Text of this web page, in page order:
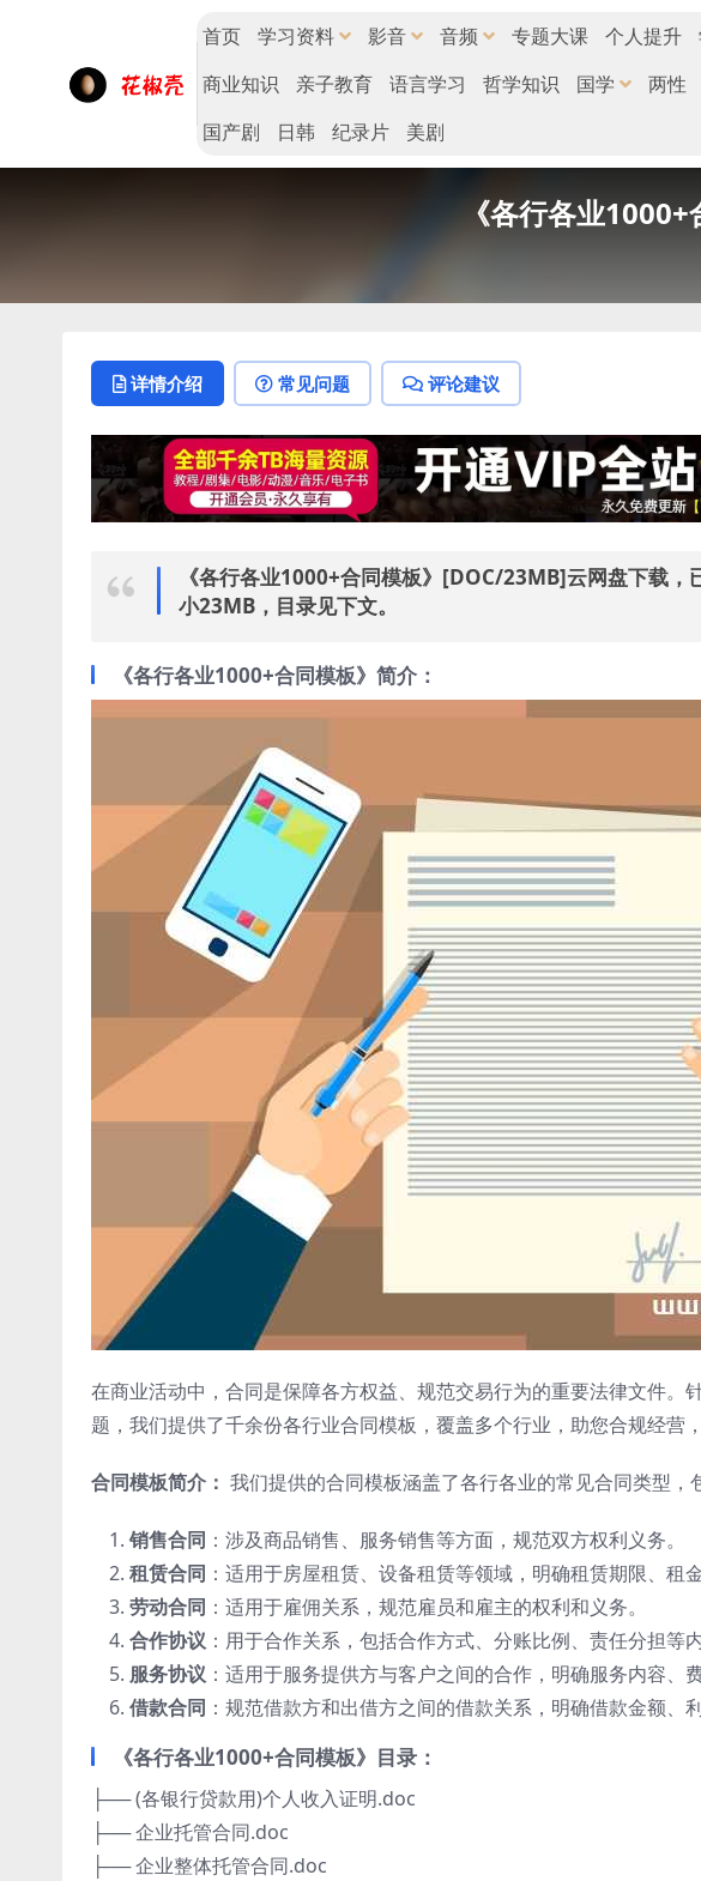
首页 学习资料 影音 音频 专题大课 个人提升
商业知识
亲子教育 语言学习 哲学知识 国学 两性
国产剧
日韩 纪录片 美剧
《各行各业
详情介绍 常见问题 评论建议
《各行各业1000+合同模板》[DOC/23MB]云网盘下载
小23MB，目录见下文。
《各行各业1000+合同模板》简介：
在商业活动中，合同是保障各方权益、规范交易行为的重要法律文件。
题，我们提供了千余份各行业合同模板，覆盖多个行业，助您合规经营，
合同模板简介： 我们提供的合同模板涵盖了各行各业的常见合同类型，
销售合同 ：涉及商品销售、服务销售等方面，规范双方权利义务。
租赁合同 ：适用于房屋租赁、设备租赁等领域，明确租赁期限、租
劳动合同 ：适用于雇佣关系，规范雇员和雇主的权利和义务。
合作协议 ：用于合作关系，包括合作方式、分账比例、责任分担等内
服务协议 ：适用于服务提供方与客户之间的合作，明确服务内容、
借款合同 ：规范借款方和出借方之间的借款关系，明确借款金额、
《各行各业1000+合同模板》目录：
├── (各银行贷款用)个人收入证明.doc
├── 企业托管合同.doc
├── 企业整体托管合同.doc